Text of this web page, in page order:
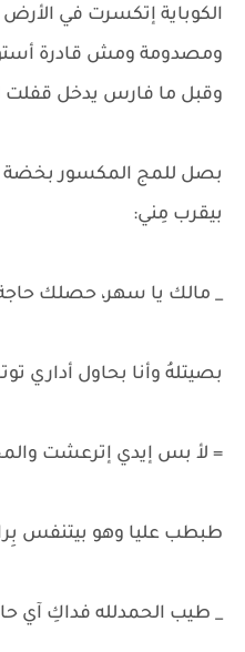
الكوباية إتكسرت في
ومصدومة ومش قادرة
وقبل ما فارس يدخل قفلت
بصل للمج المكسور بخضة
بيقرب مِني:
_ مالك يا سهر، حصلك
بصيتلهُ وأنا بحاول أداري
= لأ بس إيدي إترعشت
طبطب عليا وهو بيتنفس
_ طيب الحمدلله فداكِ آي